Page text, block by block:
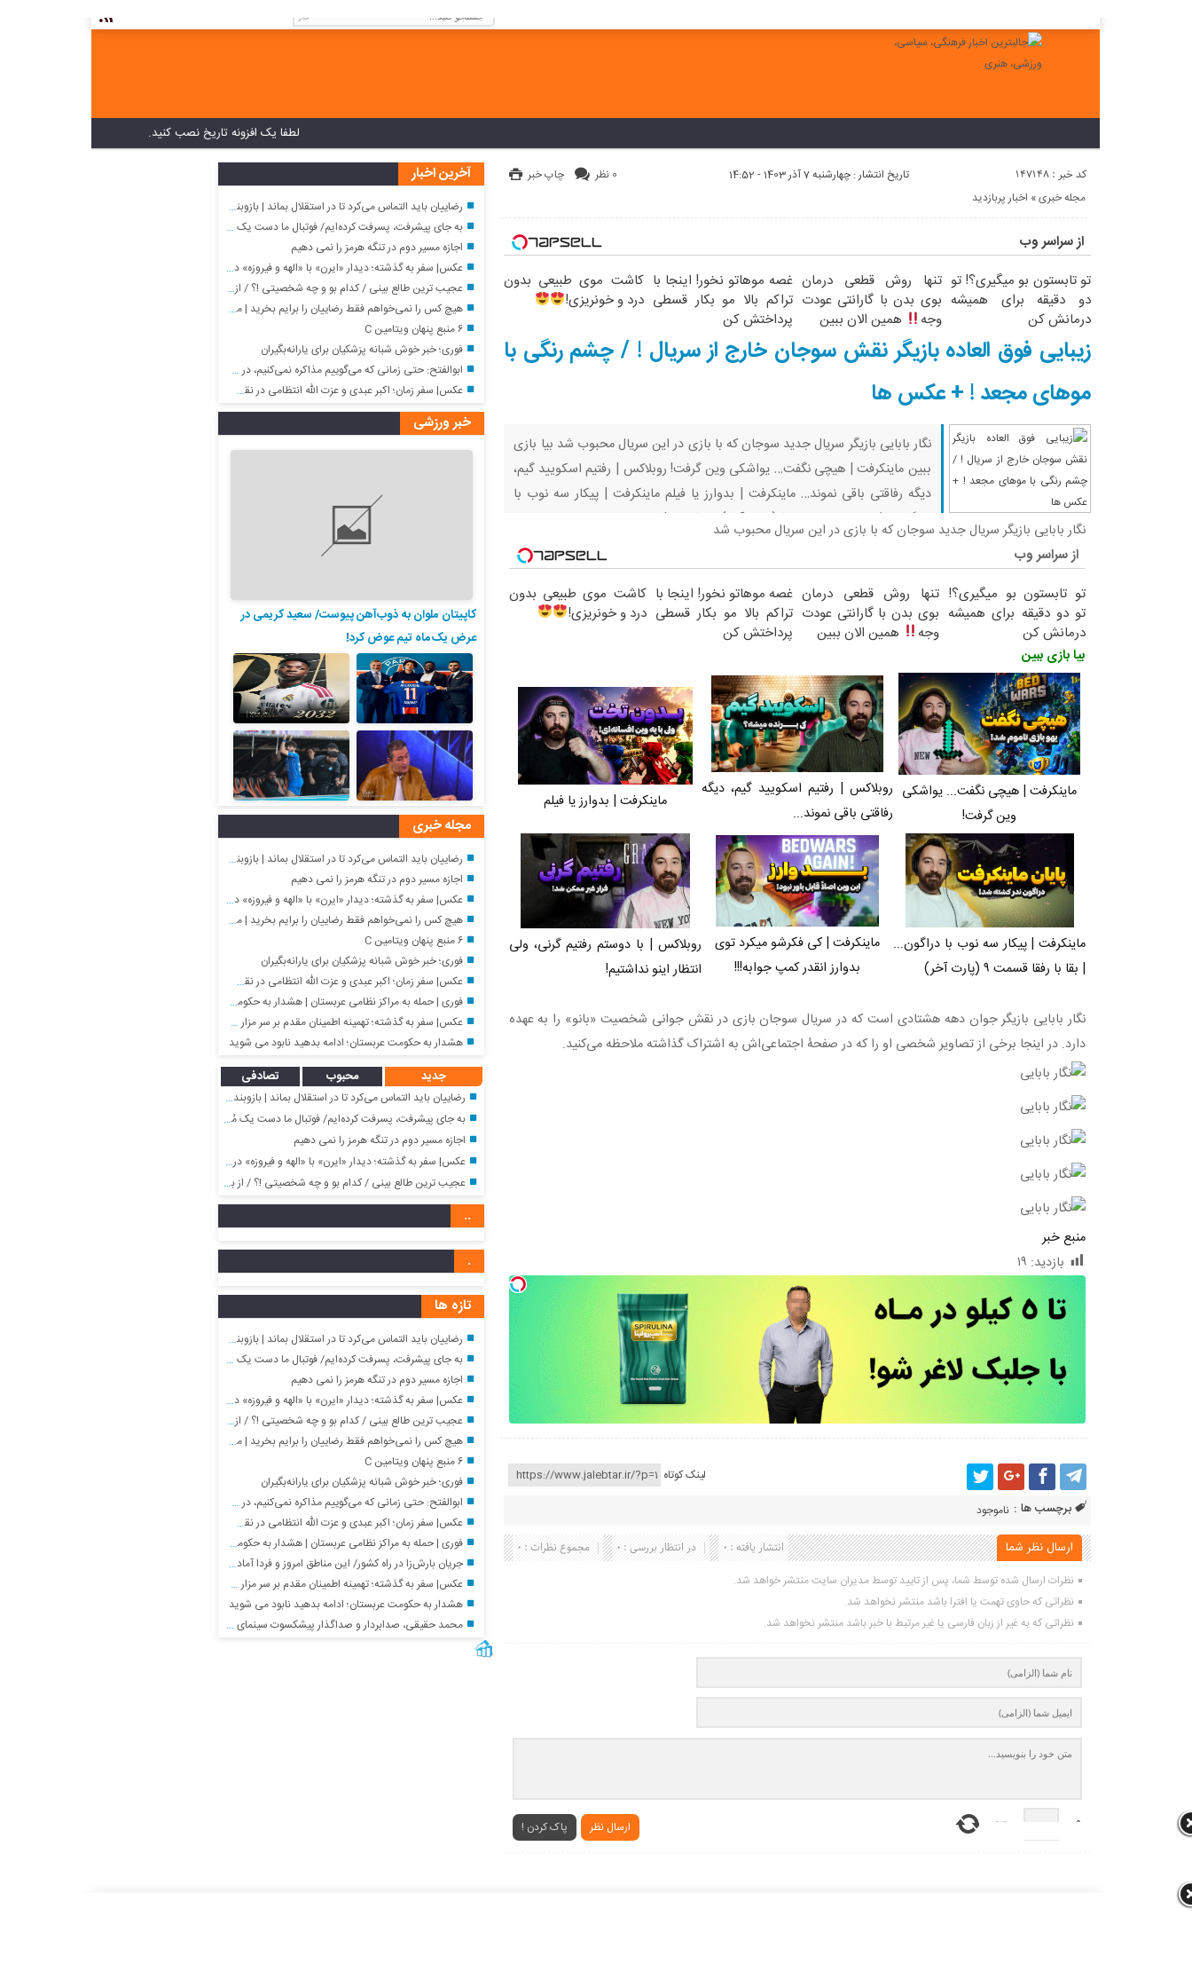
لطفا یک افزونه تاریخ نصب کنید.
کد خبر : 147148 تاریخ انتشار : چهارشنبه 7 آذر 1403 - 14:52 چاپ خبر
0 نظر
اخبار پربازدید «مجله خبری
از سراسر وب
تو تابستون بو میگیری؟! تو
دو دقیقه برای همیشه
درمانش کن
تنها روش قطعی درمان
بوی بدن با گارانتی عودت
وجه
همین الان ببین
غصه موهاتو نخور! اینجا با
تراکم بالا مو بکار قسطی
پرداختش کن
کاشت موی طبیعی بدون
درد و خونریزی!
زیبایی فوق العاده بازیگر نقش سوجان خارج از سریال ! / چشم رنگی با
موهای مجعد ! + عکس ها
نگار بابایی بازیگر سریال جدید سوجان که با بازی در این سریال محبوب شد بیا بازی
ببین ماینکرفت | هیچی نگفت… یواشکی وین گرفت! روبلاکس | رفتیم اسکویید گیم،
دیگه رفاقتی باقی نموند… ماینکرفت | بدوارز یا فیلم ماینکرفت | پیکار سه نوب با
دراگون… | بقا با رفقا قسمت ۹ (پارت آخر) ماینکرفت |
نگار بابایی بازیگر سریال جدید سوجان که با بازی در این سریال محبوب شد
از سراسر وب
تو تابستون بو میگیری؟!
تو دو دقیقه برای همیشه
درمانش کن
تنها روش قطعی درمان
بوی بدن با گارانتی عودت
وجه
همین الان ببین
غصه موهاتو نخور! اینجا با
تراکم بالا مو بکار قسطی
پرداختش کن
کاشت موی طبیعی بدون
درد و خونریزی!
بیا بازی ببین
ماینکرفت | هیچی نگفت... یواشکی
وین گرفت!
روبلاکس | رفتیم اسکویید گیم، دیگه
رفاقتی باقی نموند...
ماینکرفت | بدوارز یا فیلم
ماینکرفت | پیکار سه نوب با دراگون...
| بقا با رفقا قسمت ۹ (پارت آخر)
ماینکرفت | کی فکرشو میکرد توی
بدوارز انقدر کمپ جوابه!!!
روبلاکس | با دوستم رفتیم گرنی، ولی
انتظار اینو نداشتیم!
نگار بابایی بازیگر جوان دهه هشتادی است که در سریال سوجان بازی در نقش جوانی شخصیت «بانو» را به عهده
دارد. در اینجا برخی از تصاویر شخصی او را که در صفحۀ اجتماعی‌اش به اشتراک گذاشته ملاحظه می‌کنید.
منبع خبر
بازدید: ۱۹
لینک کوتاه
برچسب ها : ناموجود
ارسال نظر شما مجموع نظرات : 0 در انتظار بررسی : 0 انتشار یافته : 0
نظرات ارسال شده توسط شما، پس از تایید توسط مدیران سایت منتشر خواهد شد.
نظراتی که حاوی تهمت یا افترا باشد منتشر نخواهد شد.
نظراتی که به غیر از زبان فارسی یا غیر مرتبط با خبر باشد منتشر نخواهد شد.
ارسال نظر پاک کردن ! 9
13
آخرین اخبار
رضاییان باید التماس می‌کرد تا در استقلال بماند | بازوبند هم به او دادیم اما کلاس گذاشت
به جای پیشرفت، پسرفت کرده‌ایم/ فوتبال ما دست یک مُشت دلال است
اجازه مسیر دوم در تنگه هرمز را نمی دهیم
عکس| سفر به گذشته؛ دیدار «ایرن» با «الهه و فیروزه» در ایام پیری؛ اواخر دهه ۸۰
عجیب ترین طالع بینی / کدام بو و چه شخصیتی !؟ / از بوی کباب تا بوی بچه کوچک
هیچ کس را نمی‌خواهم فقط رضاییان را برایم بخرید | مقصد رامین مشخص شد؟
۶ منبع پنهان ویتامین C
فوری؛ خبر خوش شبانه پزشکیان برای یارانه‌بگیران
ابوالفتح: حتی زمانی که می‌گوییم مذاکره نمی‌کنیم، در حال مذاکره هستیم/ برجام برای ایران معجزه بود/ چون برجام به سود ایران بود آمریکا از آن خارج شد
عکس| سفر زمان؛ اکبر عبدی و عزت الله انتظامی در نقش‌های خواجه و ناصرالدین شاه
خبر ورزشی
کاپیتان ملوان به ذوب‌آهن پیوست/ سعید کریمی در
عرض یک‌ماه تیم عوض کرد!
مجله خبری
رضاییان باید التماس می‌کرد تا در استقلال بماند | بازوبند هم به او دادیم اما کلاس گذاشت
اجازه مسیر دوم در تنگه هرمز را نمی دهیم
عکس| سفر به گذشته؛ دیدار «ایرن» با «الهه و فیروزه» در ایام پیری؛ اواخر دهه ۸۰
هیچ کس را نمی‌خواهم فقط رضاییان را برایم بخرید | مقصد رامین مشخص شد؟
۶ منبع پنهان ویتامین C
فوری؛ خبر خوش شبانه پزشکیان برای یارانه‌بگیران
عکس| سفر زمان؛ اکبر عبدی و عزت الله انتظامی در نقش‌های خواجه و ناصرالدین شاه
فوری | حمله به مراکز نظامی عربستان | هشدار به حکومت سعودی؛ ادامه بدهید نابود می شوید
عکس| سفر به گذشته؛ تهمینه اطمینان مقدم بر سر مزار همسرش، ایرج قادری؛ اواسط دهه ۹۰
هشدار به حکومت عربستان؛ ادامه بدهید نابود می شوید
جدید محبوب تصادفی
رضاییان باید التماس می‌کرد تا در استقلال بماند | بازوبند هم به او دادیم اما کلاس گذاشت
به جای پیشرفت، پسرفت کرده‌ایم/ فوتبال ما دست یک مُشت دلال است
اجازه مسیر دوم در تنگه هرمز را نمی دهیم
عکس| سفر به گذشته؛ دیدار «ایرن» با «الهه و فیروزه» در ایام پیری؛ اواخر دهه ۸۰
عجیب ترین طالع بینی / کدام بو و چه شخصیتی !؟ / از بوی کباب تا بوی بچه کوچک
..
.
تازه ها
رضاییان باید التماس می‌کرد تا در استقلال بماند | بازوبند هم به او دادیم اما کلاس گذاشت
به جای پیشرفت، پسرفت کرده‌ایم/ فوتبال ما دست یک مُشت دلال است
اجازه مسیر دوم در تنگه هرمز را نمی دهیم
عکس| سفر به گذشته؛ دیدار «ایرن» با «الهه و فیروزه» در ایام پیری؛ اواخر دهه ۸۰
عجیب ترین طالع بینی / کدام بو و چه شخصیتی !؟ / از بوی کباب تا بوی بچه کوچک
هیچ کس را نمی‌خواهم فقط رضاییان را برایم بخرید | مقصد رامین مشخص شد؟
۶ منبع پنهان ویتامین C
فوری؛ خبر خوش شبانه پزشکیان برای یارانه‌بگیران
ابوالفتح: حتی زمانی که می‌گوییم مذاکره نمی‌کنیم، در حال مذاکره هستیم/ برجام برای ایران معجزه بود/ چون برجام به سود ایران بود آمریکا از آن خارج شد
عکس| سفر زمان؛ اکبر عبدی و عزت الله انتظامی در نقش‌های خواجه و ناصرالدین شاه
فوری | حمله به مراکز نظامی عربستان | هشدار به حکومت سعودی؛ ادامه بدهید نابود می شوید
جریان بارش‌زا در راه کشور/ این مناطق امروز و فردا آماده بارش باران باشند
عکس| سفر به گذشته؛ تهمینه اطمینان مقدم بر سر مزار همسرش، ایرج قادری؛ اواسط دهه ۹۰
هشدار به حکومت عربستان؛ ادامه بدهید نابود می شوید
محمد حقیقی، صدابردار و صداگذار پیشکسوت سینمای ایران درگذشت